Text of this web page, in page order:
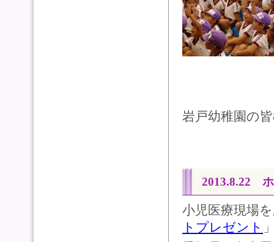
岩戸幼稚園の
2013.8.22
小児医療現場
トプレゼント